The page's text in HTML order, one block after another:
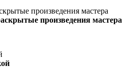
произведения мастера